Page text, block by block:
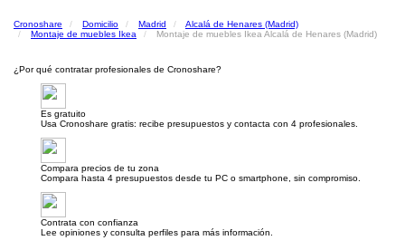
Cronoshare Domicilio Madrid
Alcalá de Henares (Madrid)
Montaje de muebles Ikea
Montaje de muebles Ikea Alcalá de Henares (Madrid)
¿Por qué contratar profesionales de Cronoshare?
Es gratuito
Usa Cronoshare gratis: recibe presupuestos y contacta con 4 profesionales.
Compara precios de tu zona
Compara hasta 4 presupuestos desde tu PC o smartphone, sin compromiso.
Contrata con confianza
Lee opiniones y consulta perfiles para más información.